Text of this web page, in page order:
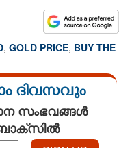
, GOLD PRICE, BUY THE
ദിവസവും
സംഭവങ്ങൾ